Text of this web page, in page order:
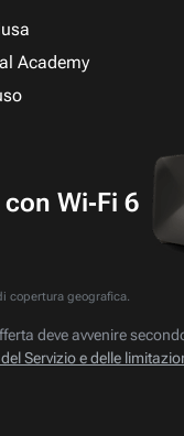
Academy
Wi‑Fi 6
copertura geografica.
deve avvenire
Servizio e delle